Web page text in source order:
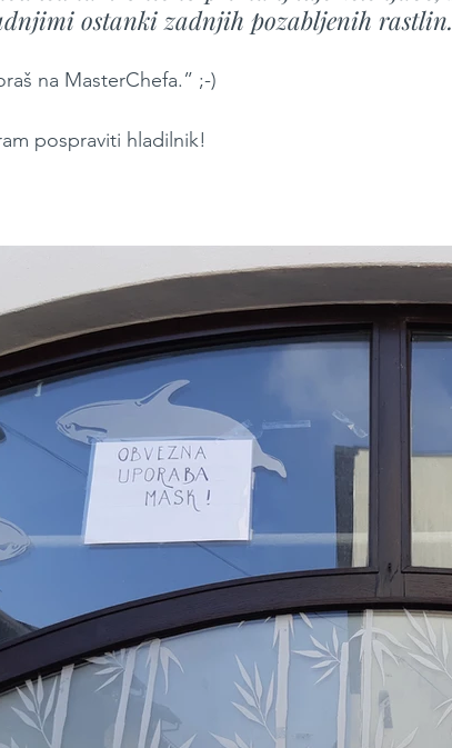
ostanki zadnjih pozabljenih rastlin.
na MasterChefa.” ;-)
pospraviti hladilnik!